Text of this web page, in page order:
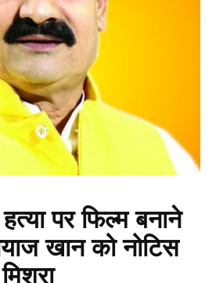
पर फिल्म बनाने
खान को नोटिस